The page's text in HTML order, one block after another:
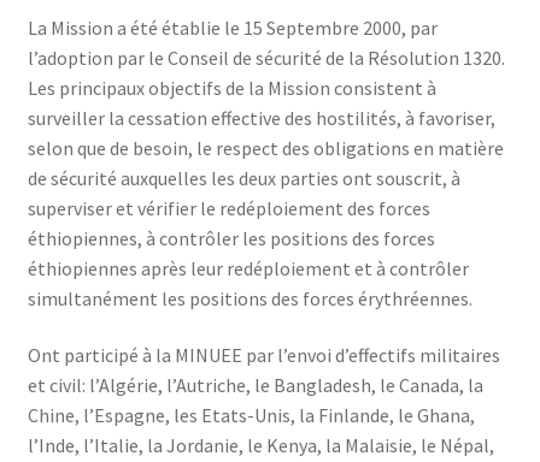
La Mission a été établie le 15 Septembre 2000, par
l’adoption par le Conseil de sécurité de la Résolution 1320.
Les principaux objectifs de la Mission consistent à
surveiller la cessation effective des hostilités, à favoriser,
selon que de besoin, le respect des obligations en matière
de sécurité auxquelles les deux parties ont souscrit, à
superviser et vérifier le redéploiement des forces
éthiopiennes, à contrôler les positions des forces
éthiopiennes après leur redéploiement et à contrôler
simultanément les positions des forces érythréennes.
Ont participé à la MINUEE par l’envoi d’effectifs militaires
et civil: l’Algérie, l’Autriche, le Bangladesh, le Canada, la
Chine, l’Espagne, les Etats-Unis, la Finlande, le Ghana,
l’Inde, l’Italie, la Jordanie, le Kenya, la Malaisie, le Népal,